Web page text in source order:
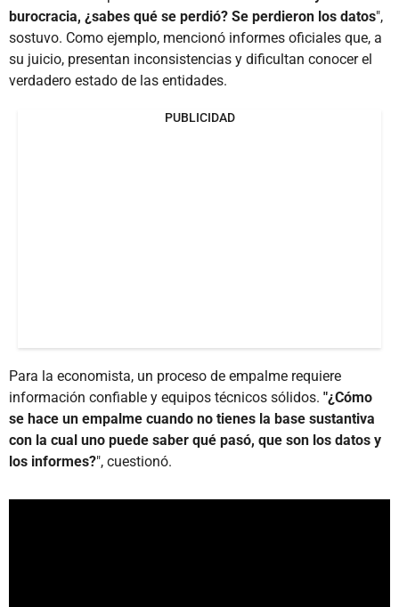
burocracia, ¿sabes qué se perdió? Se perdieron los datos",
sostuvo. Como ejemplo, mencionó informes oficiales que, a
su juicio, presentan inconsistencias y dificultan conocer el
verdadero estado de las entidades.
PUBLICIDAD
Para la economista, un proceso de empalme requiere
información confiable y equipos técnicos sólidos. "¿Cómo
se hace un empalme cuando no tienes la base sustantiva
con la cual uno puede saber qué pasó, que son los datos y
los informes?", cuestionó.